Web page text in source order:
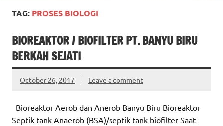
TAG: PROSES BIOLOGI
BIOREAKTOR / BIOFILTER PT. BANYU BIRU
BERKAH SEJATI
October 26, 2017 Leave a comment
Bioreaktor Aerob dan Anerob Banyu Biru Bioreaktor
Septik tank Anaerob (BSA)/septik tank biofilter Saat